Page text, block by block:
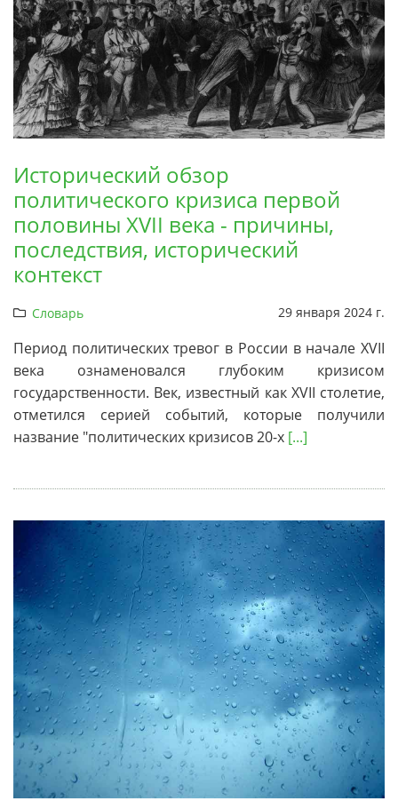
Исторический обзор
политического кризиса первой
половины XVII века - причины,
последствия, исторический
контекст
Словарь 29 января 2024 г.
Период политических тревог в России в начале XVII
века ознаменовался глубоким кризисом
государственности. Век, известный как XVII столетие,
отметился серией событий, которые получили
название "политических кризисов 20-х [...]